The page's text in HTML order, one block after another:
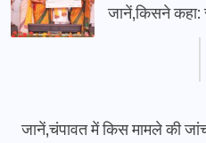
जानें,किसने कहा:
जानें,चंपावत में किस मामले की